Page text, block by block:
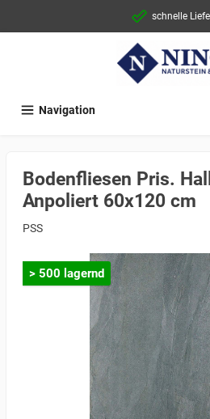
schnelle
Navigation
Bodenfliesen Pris.
Anpoliert 60x120 cm
PSS
> 500 lagernd